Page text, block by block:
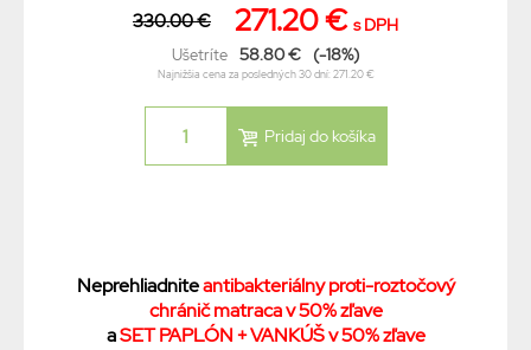
330.00 € 271.20 € s DPH
Ušetríte 58.80 € (-18%)
Najnižšia cena za posledných 30 dní: 271.20 €
Neprehliadniteantibakteriálny proti-roztočový
chránič matraca v 50% zľave
aSET PAPLÓN + VANKÚŠ v 50% zľave